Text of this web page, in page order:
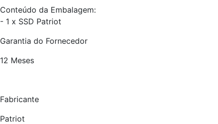
Conteúdo da Embalagem:
- 1 x SSD Patriot
Garantia do Fornecedor
12 Meses
Fabricante
Patriot